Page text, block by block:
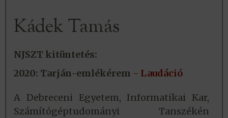
Kádek Tamás
NJSZT kitüntetés:
2020: Tarján-emlékérem - Laudáció
A Debreceni Egyetem, Informatikai Kar,
Számítógéptudományi Tanszékén